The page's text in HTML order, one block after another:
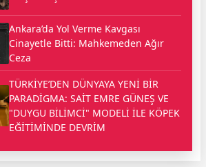
Ankara’da Yol Verme Kavgası
Cinayetle Bitti: Mahkemeden Ağır
Ceza
TÜRKİYE’DEN DÜNYAYA YENİ BİR
PARADİGMA: SAİT EMRE GÜNEŞ VE
"DUYGU BİLİMCİ" MODELİ İLE KÖPEK
EĞİTİMİNDE DEVRİM